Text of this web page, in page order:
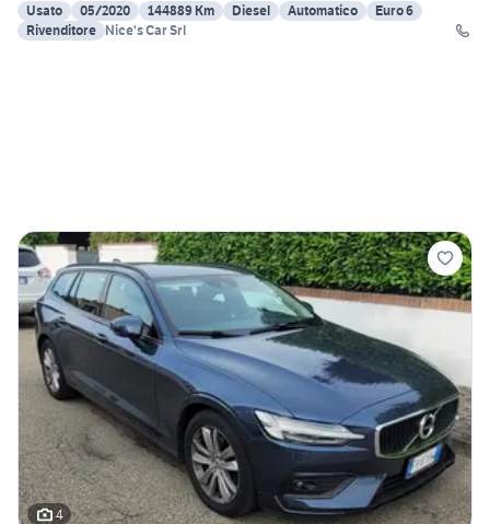
Usato
05/2020 144889 Km Diesel Automatico
Euro 6
Rivenditore Nice's Car Srl
4